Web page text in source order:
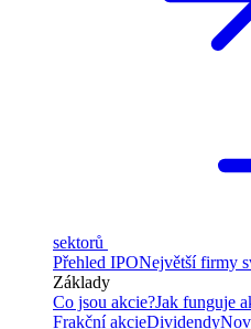
sektorů
Přehled IPONejvětší firmy
Základy
Co jsou akcie?Jak funguje
Frakční akcieDividendy